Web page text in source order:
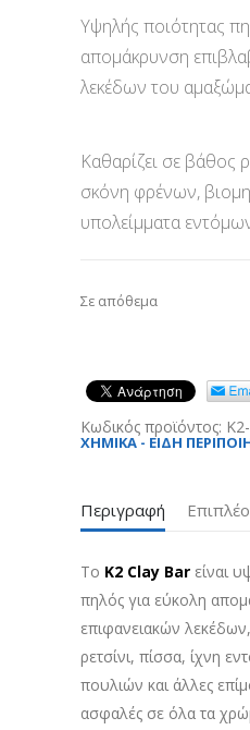
Υψηλής ποιότητας
απομάκρυνση
λεκέδων του
Καθαρίζει σε βάθος
σκόνη φρένων,
υπολείμματα
Σε απόθεμα
Κωδικός προϊόντος:
XHMIKA - ΕΙΔΗ
Περιγραφή
Το K2 Clay Bar είναι
πηλός για εύκολη
επιφανειακών
ρετσίνι, πίσσα, ίχνη
πουλιών και άλλες
ασφαλές σε όλα τα